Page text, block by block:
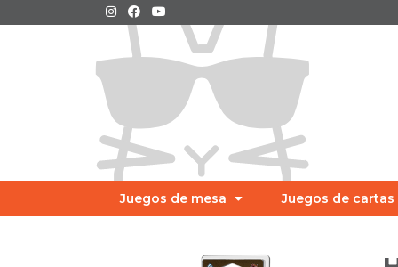
Juegos de mesa Juegos de cartas